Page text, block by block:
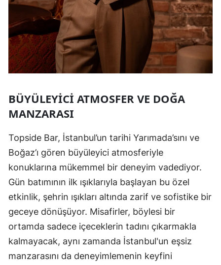
BÜYÜLEYICI ATMOSFER VE DOĞA
MANZARASI
Topside Bar, İstanbul’un tarihi Yarımada’sını ve
Boğaz’ı gören büyüleyici atmosferiyle
konuklarına mükemmel bir deneyim vadediyor.
Gün batımının ilk ışıklarıyla başlayan bu özel
etkinlik, şehrin ışıkları altında zarif ve sofistike bir
geceye dönüşüyor. Misafirler, böylesi bir
ortamda sadece içeceklerin tadını çıkarmakla
kalmayacak, aynı zamanda İstanbul'un eşsiz
manzarasını da deneyimlemenin keyfini